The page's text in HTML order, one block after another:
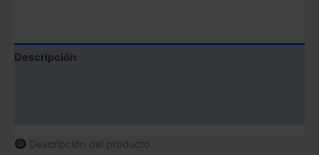
24
UNIDADES
Descripción
Descripción del producto